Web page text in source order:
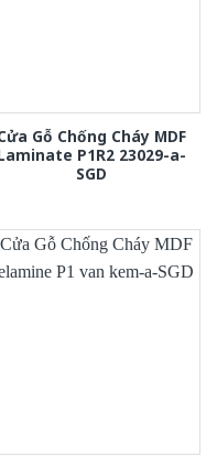
Gỗ Chống Cháy MDF
P1R2 23029-a-
SGD